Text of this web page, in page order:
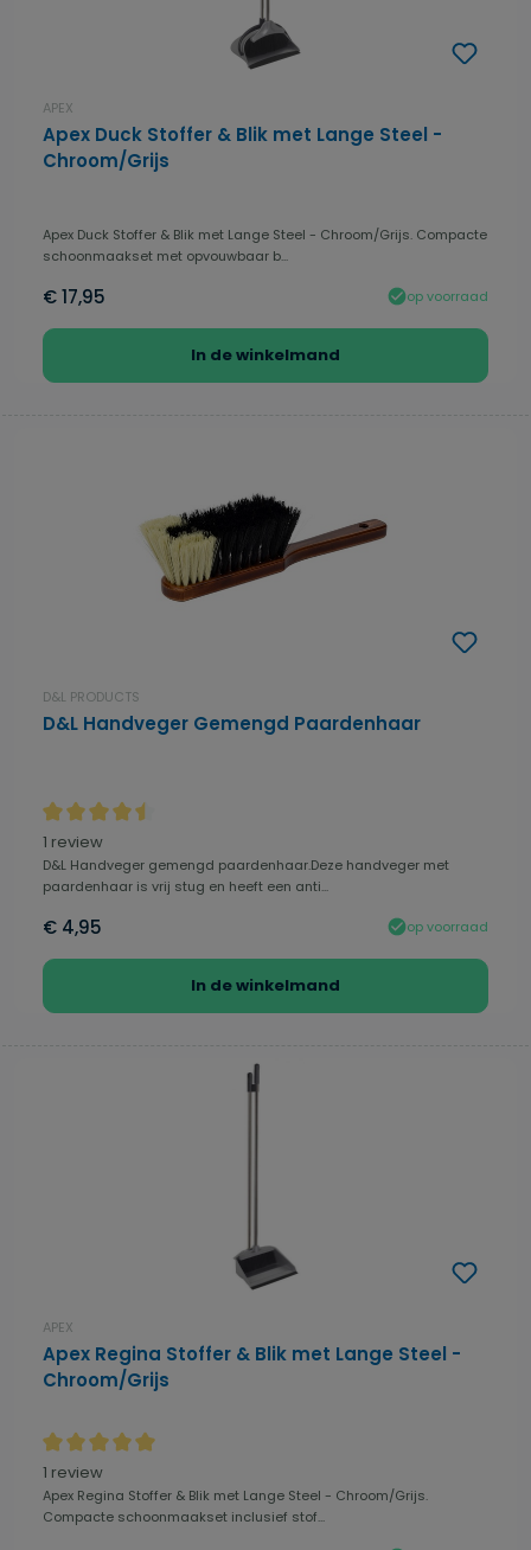
APEX
Apex Duck Stoffer & Blik met Lange Steel -
Chroom/Grijs
Apex Duck Stoffer & Blik met Lange Steel - Chroom/Grijs. Compacte
schoonmaakset met opvouwbaar b...
€ 17,95 op voorraad
In de winkelmand
D&L PRODUCTS
D&L Handveger Gemengd Paardenhaar
Gemiddelde waardering van 4.5 van 5 sterren
1 review
D&L Handveger gemengd paardenhaar.Deze handveger met
paardenhaar is vrij stug en heeft een anti...
€ 4,95 op voorraad
In de winkelmand
APEX
Apex Regina Stoffer & Blik met Lange Steel -
Chroom/Grijs
Gemiddelde waardering van 5 van 5 sterren
1 review
Apex Regina Stoffer & Blik met Lange Steel - Chroom/Grijs.
Compacte schoonmaakset inclusief stof...